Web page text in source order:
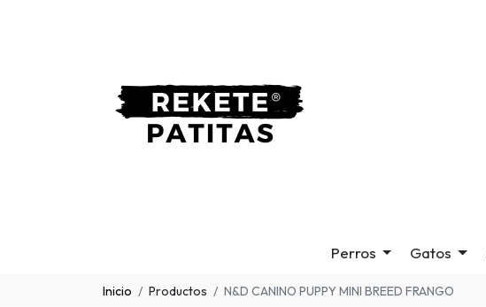
Perros Gatos
Inicio Productos N&D CANINO PUPPY MINI BREED FRANGO